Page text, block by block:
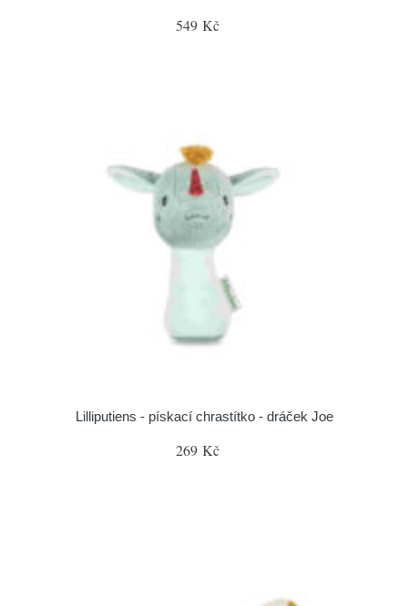
549 Kč
Lilliputiens - pískací chrastítko - dráček Joe
269 Kč